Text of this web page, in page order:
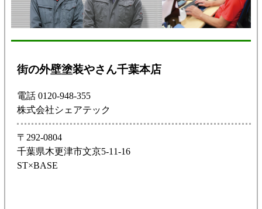
街の外壁塗装やさん千葉本店
電話 0120-948-355
株式会社シェアテック
〒292-0804
千葉県木更津市文京5-11-16
ST×BASE